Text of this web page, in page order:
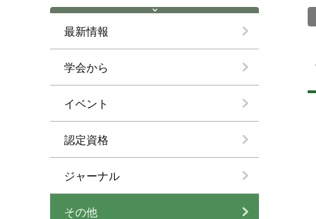
最新情報
学会から
イベント
認定資格
ジャーナル
その他